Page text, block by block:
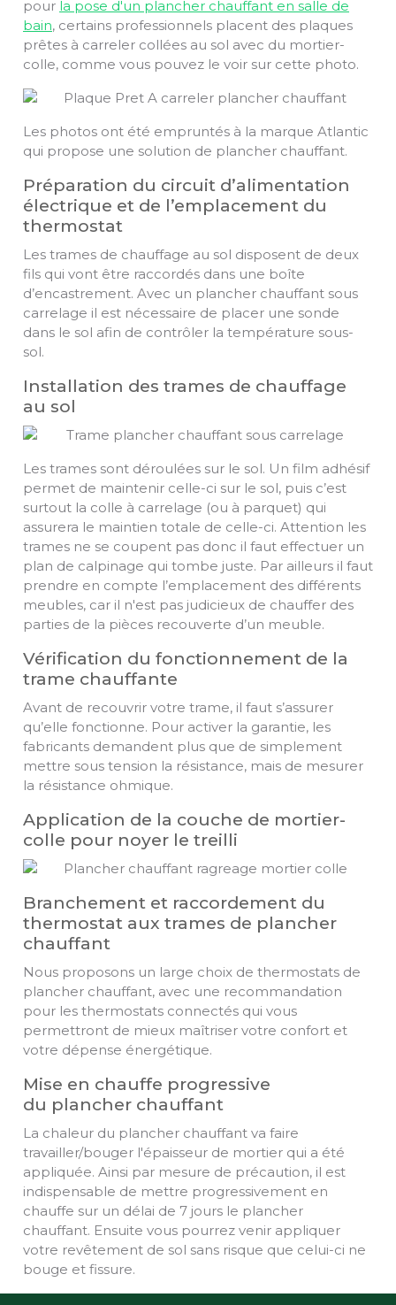
pour la pose d'un plancher chauffant en salle de
bain, certains professionnels placent des plaques
prêtes à carreler collées au sol avec du mortier-
colle, comme vous pouvez le voir sur cette photo.
Les photos ont été empruntés à la marque Atlantic
qui propose une solution de plancher chauffant.
Préparation du circuit d’alimentation
électrique et de l’emplacement du
thermostat
Les trames de chauffage au sol disposent de deux
fils qui vont être raccordés dans une boîte
d’encastrement. Avec un plancher chauffant sous
carrelage il est nécessaire de placer une sonde
dans le sol afin de contrôler la température sous-
sol.
Installation des trames de chauffage
au sol
Les trames sont déroulées sur le sol. Un film adhésif
permet de maintenir celle-ci sur le sol, puis c’est
surtout la colle à carrelage (ou à parquet) qui
assurera le maintien totale de celle-ci. Attention les
trames ne se coupent pas donc il faut effectuer un
plan de calpinage qui tombe juste. Par ailleurs il faut
prendre en compte l’emplacement des différents
meubles, car il n'est pas judicieux de chauffer des
parties de la pièces recouverte d’un meuble.
Vérification du fonctionnement de la
trame chauffante
Avant de recouvrir votre trame, il faut s’assurer
qu’elle fonctionne. Pour activer la garantie, les
fabricants demandent plus que de simplement
mettre sous tension la résistance, mais de mesurer
la résistance ohmique.
Application de la couche de mortier-
colle pour noyer le treilli
Branchement et raccordement du
thermostat aux trames de plancher
chauffant
Nous proposons un large choix de thermostats de
plancher chauffant, avec une recommandation
pour les thermostats connectés qui vous
permettront de mieux maîtriser votre confort et
votre dépense énergétique.
Mise en chauffe progressive
du plancher chauffant
La chaleur du plancher chauffant va faire
travailler/bouger l'épaisseur de mortier qui a été
appliquée. Ainsi par mesure de précaution, il est
indispensable de mettre progressivement en
chauffe sur un délai de 7 jours le plancher
chauffant. Ensuite vous pourrez venir appliquer
votre revêtement de sol sans risque que celui-ci ne
bouge et fissure.